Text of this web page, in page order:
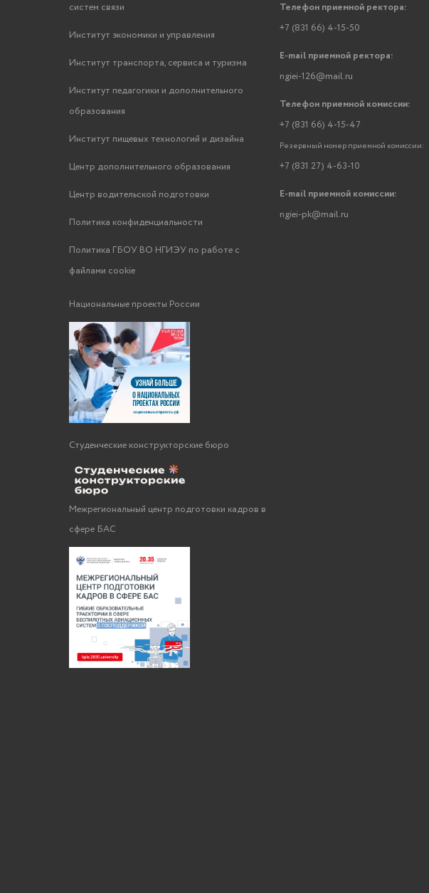
систем связи
Институт экономики и управления
Институт транспорта, сервиса и туризма
Институт педагогики и дополнительного
образования
Институт пищевых технологий и дизайна
Центр дополнительного образования
Центр водительской подготовки
Политика конфиденциальности
Политика ГБОУ ВО НГИЭУ по работе с
файлами cookie
Национальные проекты России
Студенческие конструкторские бюро
Межрегиональный центр подготовки кадров в
сфере БАС
Телефон приемной ректора:
+7 (831 66) 4-15-50
E-mail приемной ректора:
ngiei-126@mail.ru
Телефон приемной комиссии:
+7 (831 66) 4-15-47
Резервный номер приемной комиссии:
+7 (831 27) 4-63-10
E-mail приемной комиссии:
ngiei-pk@mail.ru